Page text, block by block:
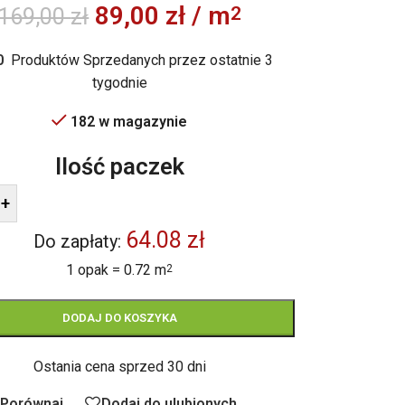
zł 89,00 zł / m2
Produktów Sprzedanych przez ostatnie 3
tygodnie
182 w magazynie
Ilość paczek
+
Do zapłaty: 64.08 zł
1 opak = 0.72 m2
DODAJ DO KOSZYKA
Ostania cena sprzed 30 dni